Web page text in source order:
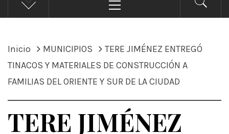
principal
Inicio MUNICIPIOS
TERE JIMÉNEZ ENTREGÓ
TINACOS Y MATERIALES DE CONSTRUCCIÓN A
FAMILIAS DEL ORIENTE Y SUR DE LA CIUDAD
TERE JIMÉNEZ